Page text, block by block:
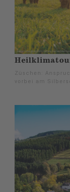
Züschen:
vorbei am